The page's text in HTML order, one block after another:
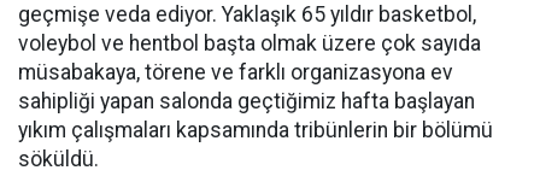
geçmişe veda ediyor. Yaklaşık 65 yıldır basketbol,
voleybol ve hentbol başta olmak üzere çok sayıda
müsabakaya, törene ve farklı organizasyona ev
sahipliği yapan salonda geçtiğimiz hafta başlayan
yıkım çalışmaları kapsamında tribünlerin bir bölümü
söküldü.